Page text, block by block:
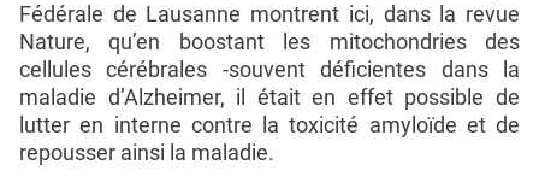
Fédérale de Lausanne montrent ici, dans la revue
Nature, qu’en boostant les mitochondries des
cellules cérébrales -souvent déficientes dans la
maladie d’Alzheimer, il était en effet possible de
lutter en interne contre la toxicité amyloïde et de
repousser ainsi la maladie.